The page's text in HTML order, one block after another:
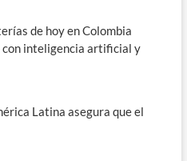
de hoy en Colombia
con inteligencia artificial y
Latina asegura que el